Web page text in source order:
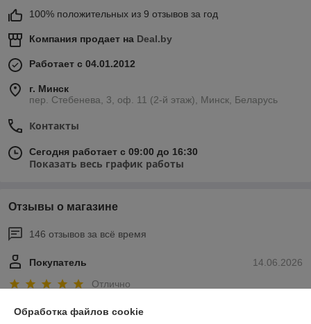
100% положительных из 9 отзывов за год
Компания продает на Deal.by
Работает с 04.01.2012
г. Минск
пер. Стебенева, 3, оф. 11 (2-й этаж), Минск, Беларусь
Контакты
Сегодня работает с 09:00 до 16:30
Показать весь график работы
Отзывы о магазине
146 отзывов за всё время
14.06.2026
Покупатель
Отлично
Сделка подтверждена через корзину
Обработка файлов cookie